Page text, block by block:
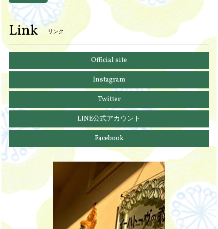
Link リンク
Official site
Instagram
Twitter
LINE公式アカウント
Facebook